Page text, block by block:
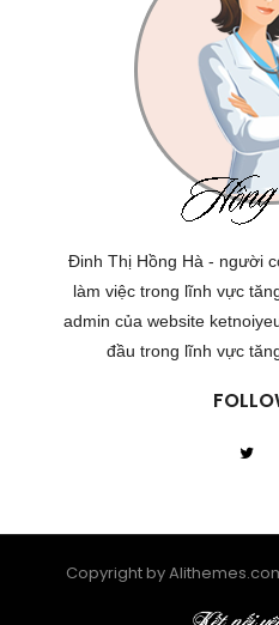
Đinh Thị Hồng Hà - người
làm việc trong lĩnh vực
admin của website
đầu trong lĩnh vực
Copyright by